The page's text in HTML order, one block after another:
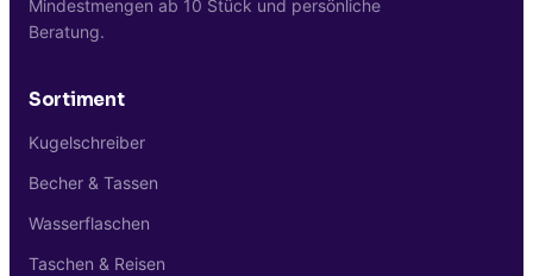
Mindestmengen ab 10 Stück und persönliche
Beratung.
Sortiment
Kugelschreiber
Becher & Tassen
Wasserflaschen
Taschen & Reisen